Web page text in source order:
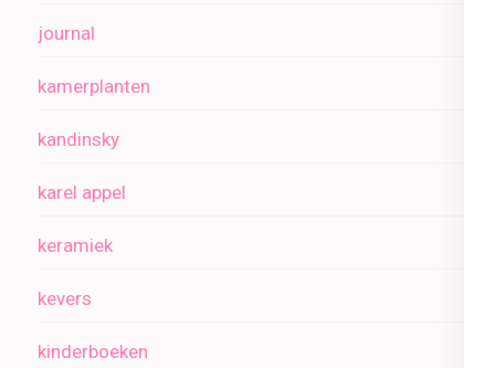
journal
kamerplanten
kandinsky
karel appel
keramiek
kevers
kinderboeken